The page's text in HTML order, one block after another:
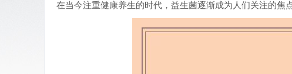
在当今注重健康养生的时代，益生菌逐渐成为人们关注的焦